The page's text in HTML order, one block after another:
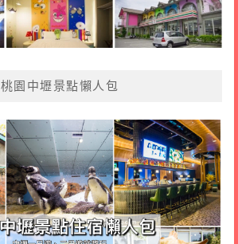
桃園中壢景點懶人包